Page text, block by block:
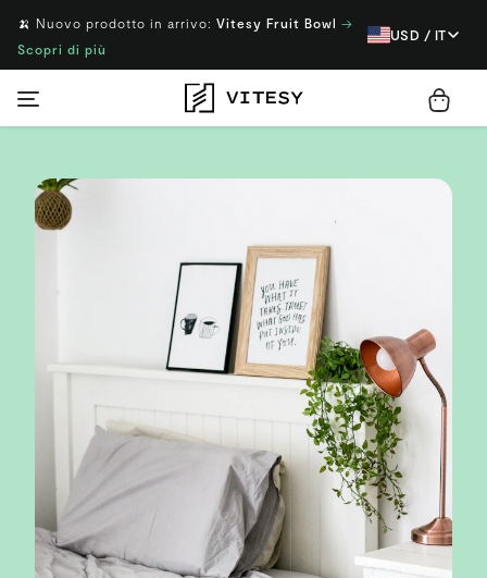
🍌 Nuovo prodotto in arrivo: Vitesy Fruit Bowl →
Scopri di più
USD / IT